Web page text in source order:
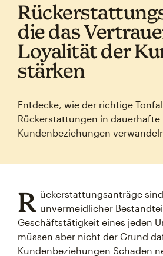
die das
Loyalität der
stärken
Entdecke, wie der richtige
Rückerstattungen in dauerhafte
Kundenbeziehungen
R ückerstattungsanträge
unvermeidlicher
Geschäftstätigkeit eines jeden
müssen aber nicht der Grund
Kundenbeziehungen Schaden